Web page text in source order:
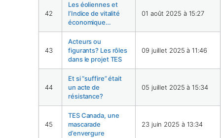
42
Les éoliennes et
l’Indice de vitalité
économique…
01 août 2025 à 15:27
43
Acteurs ou
figurants? Les rôles
dans le projet TES
09 juillet 2025 à 11:46
44
Et si “suffire” était
un acte de
résistance?
05 juillet 2025 à 15:34
45
TES Canada, une
mascarade
d’envergure
23 juin 2025 à 13:34